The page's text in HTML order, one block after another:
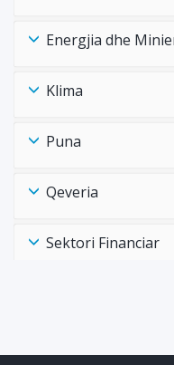
Energjia dhe
Klima
Puna
Qeveria
Sektori Financiar